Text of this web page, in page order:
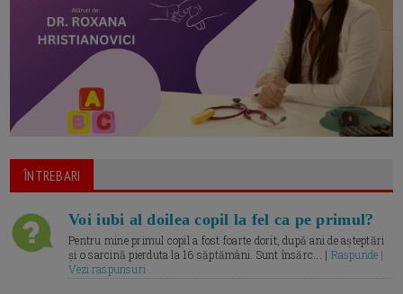
ÎNTREBARI
Voi iubi al doilea copil la fel ca pe primul?
Pentru mine primul copil a fost foarte dorit, după ani de așteptări
și o sarcină pierduta la 16 săptămâni. Sunt însărc... | Raspunde |
Vezi raspunsuri